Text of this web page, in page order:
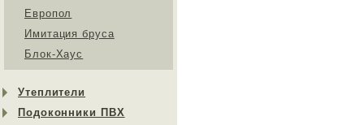
Европол
Имитация бруса
Блок-Хаус
Утеплители
Подоконники ПВХ